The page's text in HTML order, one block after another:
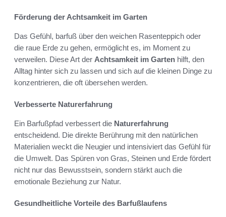
Förderung der Achtsamkeit im Garten
Das Gefühl, barfuß über den weichen Rasenteppich oder
die raue Erde zu gehen, ermöglicht es, im Moment zu
verweilen. Diese Art der Achtsamkeit im Garten hilft, den
Alltag hinter sich zu lassen und sich auf die kleinen Dinge zu
konzentrieren, die oft übersehen werden.
Verbesserte Naturerfahrung
Ein Barfußpfad verbessert die Naturerfahrung
entscheidend. Die direkte Berührung mit den natürlichen
Materialien weckt die Neugier und intensiviert das Gefühl für
die Umwelt. Das Spüren von Gras, Steinen und Erde fördert
nicht nur das Bewusstsein, sondern stärkt auch die
emotionale Beziehung zur Natur.
Gesundheitliche Vorteile des Barfußlaufens